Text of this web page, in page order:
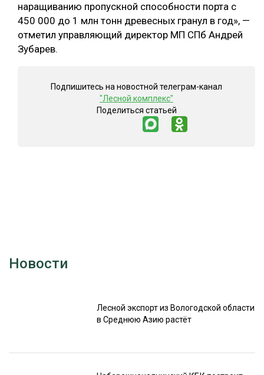
наращиванию пропускной способности порта c
450 000 до 1 млн тонн древесных гранул в год», —
отметил управляющий директор МП СПб Андрей
Зубарев.
Подпишитесь на новостной телеграм-канал
"Лесной комплекс"
Поделиться статьей
Новости
Лесной экспорт из Вологодской области
в Среднюю Азию растёт